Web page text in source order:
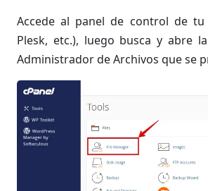
Accede al panel de control de tu
Plesk, etc.), luego busca y abre
Administrador de Archivos que se